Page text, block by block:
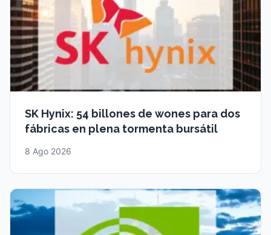
SK Hynix: 54 billones de wones para dos
fábricas en plena tormenta bursátil
8 Ago 2026